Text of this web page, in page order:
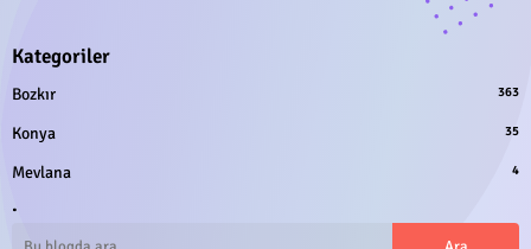
Kategoriler
Bozkır 363
Konya 35
Mevlana 4
.